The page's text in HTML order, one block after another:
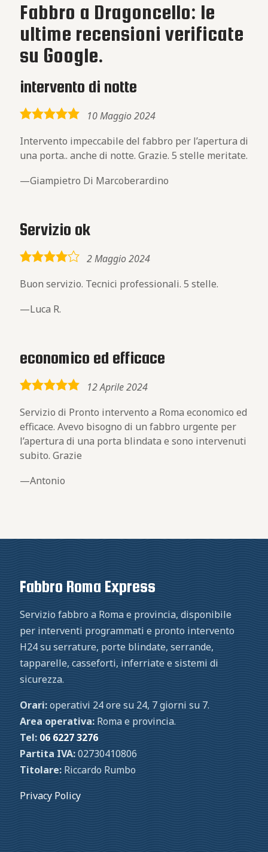
Fabbro a Dragoncello: le
ultime recensioni verificate
su Google.
intervento di notte
5,0
10 Maggio 2024
Intervento impeccabile del fabbro per l’apertura di
una porta.. anche di notte. Grazie. 5 stelle meritate.
Giampietro Di Marcoberardino
Servizio ok
4,0
2 Maggio 2024
Buon servizio. Tecnici professionali. 5 stelle.
Luca R.
economico ed efficace
5,0
12 Aprile 2024
Servizio di Pronto intervento a Roma economico ed
efficace. Avevo bisogno di un fabbro urgente per
l’apertura di una porta blindata e sono intervenuti
subito. Grazie
Antonio
Fabbro Roma Express
Servizio fabbro a Roma e provincia, disponibile
per interventi programmati e pronto intervento
H24 su serrature, porte blindate, serrande,
tapparelle, casseforti, inferriate e sistemi di
sicurezza.
Orari:operativi 24 ore su 24, 7 giorni su 7.
Area operativa: Roma e provincia.
Tel: 06 6227 3276
Partita IVA:02730410806
Titolare: Riccardo Rumbo
Privacy Policy